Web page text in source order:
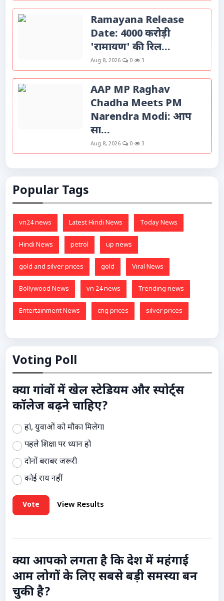
Ramayana Release
Date: 4000 करोड़ी
'रामायण' की रिल...
Aug 8, 2026 0 3
AAP MP Raghav
Chadha Meets PM
Narendra Modi: आप
सा...
Aug 8, 2026 0 3
Popular Tags
vn24 news Latest Hindi News Today News
Hindi News petrol up news
gold and silver prices gold Viral News
Bollywood News vn 24 news Trending news
Entertainment News cng prices silver prices
Voting Poll
क्या गांवों में खेल स्टेडियम और स्पोर्ट्स
कॉलेज बढ़ने चाहिए?
हां, युवाओं को मौका मिलेगा
पहले शिक्षा पर ध्यान हो
दोनों बराबर जरूरी
कोई राय नहीं
Vote View Results
क्या आपको लगता है कि देश में महंगाई
आम लोगों के लिए सबसे बड़ी समस्या बन
चुकी है?